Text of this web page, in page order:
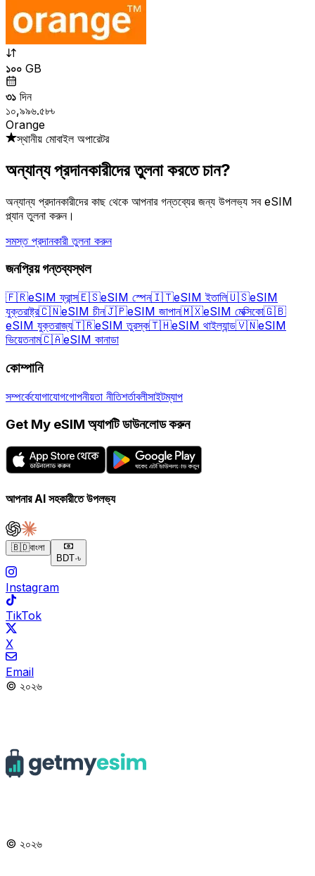
১০০ GB
৩১ দিন
১০,৯৯৬.৫৮৳
Orange
স্থানীয় মোবাইল অপারেটর
অন্যান্য প্রদানকারীদের তুলনা করতে চান?
অন্যান্য প্রদানকারীদের কাছ থেকে আপনার গন্তব্যের জন্য উপলভ্য সব eSIM
প্ল্যান তুলনা করুন।
সমস্ত প্রদানকারী তুলনা করুন
জনপ্রিয় গন্তব্যস্থল
🇫🇷eSIM ফ্রান্স🇪🇸eSIM স্পেন🇮🇹eSIM ইতালি🇺🇸eSIM
যুক্তরাষ্ট্র🇨🇳eSIM চীন🇯🇵eSIM জাপান🇲🇽eSIM মেক্সিকো🇬🇧
eSIM যুক্তরাজ্য🇹🇷eSIM তুরস্ক🇹🇭eSIM থাইল্যান্ড🇻🇳eSIM
ভিয়েতনাম🇨🇦eSIM কানাডা
কোম্পানি
সম্পর্কেযোগাযোগগোপনীয়তা নীতিশর্তাবলীসাইটম্যাপ
Get My eSIM অ্যাপটি ডাউনলোড করুন
আপনার AI সহকারীতে উপলভ্য
🇧🇩বাংলা
BDT·৳
Instagram
TikTok
X
Email
© ২০২৬
© ২০২৬